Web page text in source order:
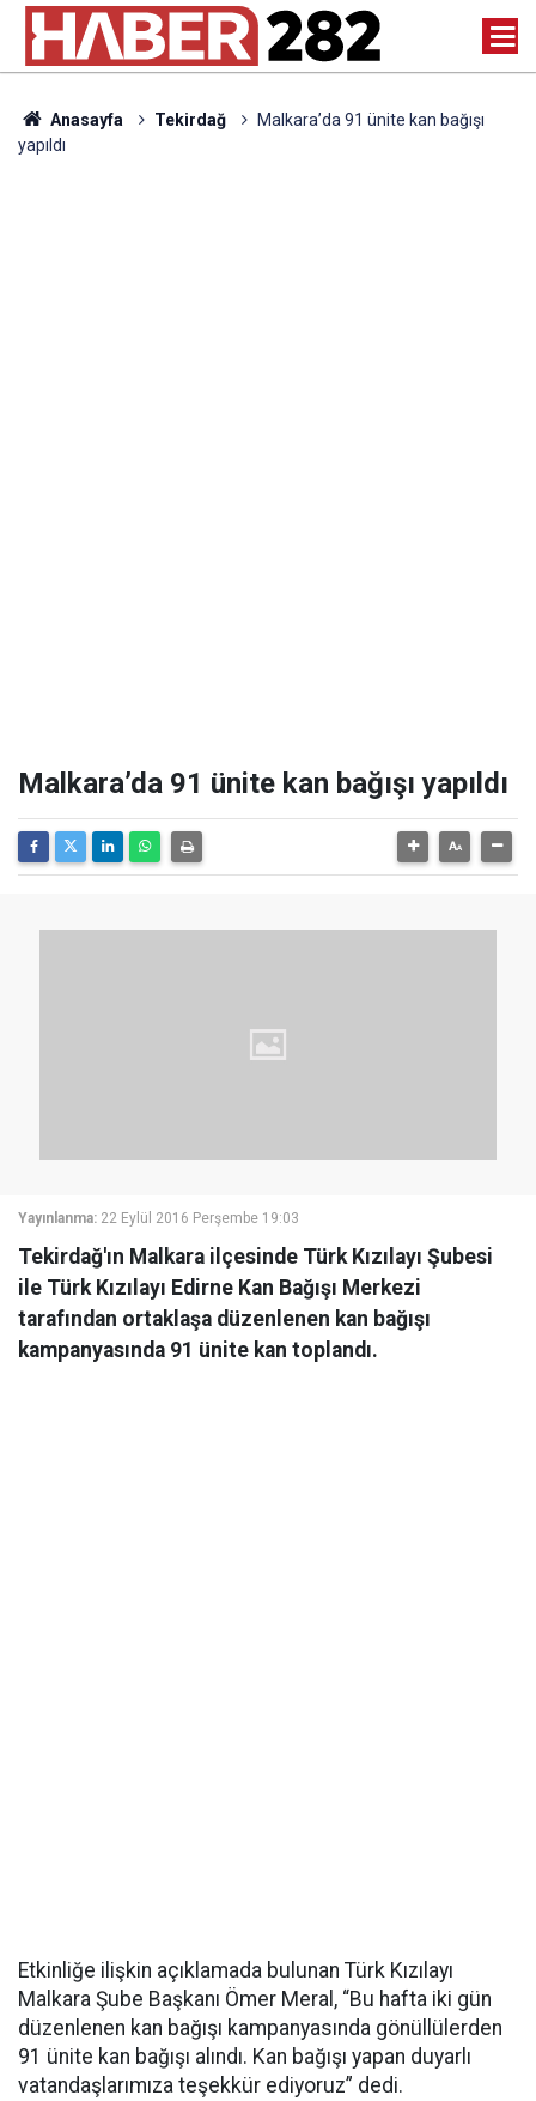
Anasayfa Tekirdağ
Malkara’da 91 ünite kan bağışı
yapıldı
Malkara’da 91 ünite kan bağışı yapıldı
Yayınlanma: 22 Eylül 2016 Perşembe 19:03
Tekirdağ'ın Malkara ilçesinde Türk Kızılayı Şubesi
ile Türk Kızılayı Edirne Kan Bağışı Merkezi
tarafından ortaklaşa düzenlenen kan bağışı
kampanyasında 91 ünite kan toplandı.
Etkinliğe ilişkin açıklamada bulunan Türk Kızılayı
Malkara Şube Başkanı Ömer Meral, “Bu hafta iki gün
düzenlenen kan bağışı kampanyasında gönüllülerden
91 ünite kan bağışı alındı. Kan bağışı yapan duyarlı
vatandaşlarımıza teşekkür ediyoruz” dedi.